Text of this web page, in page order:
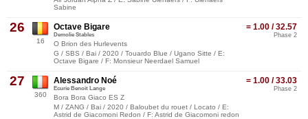
Sabine
26
16
= 1.00 / 32.57
Phase 2
Octave Bigare
Demolie Stables
O Brion des Hurlevents
G / SBS / Bai / 2020 / Touardo Blue / Ugano Sitte / E:
Octave Bigare / F: Monsieur Neerdael Samuel
27
360
= 1.00 / 33.03
Phase 2
Alessandro Noé
Ecurie Benoit Lange
Bora Bora Giaco ES Z
M / ZANG / Bai / 2020 / Baloubet du rouet / Locato / E:
Astrid de Giacomoni Redon / F: Astrid de Giacomoni redon